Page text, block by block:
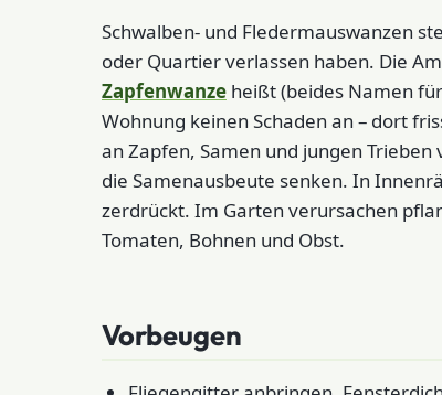
Schwalben- und Fledermauswanzen
oder Quartier verlassen haben. Die
Zapfenwanze heißt (beides Namen
Wohnung keinen Schaden an – dort
an Zapfen, Samen und jungen
die Samenausbeute senken. In
zerdrückt. Im Garten verursachen
Tomaten, Bohnen und Obst.
Vorbeugen